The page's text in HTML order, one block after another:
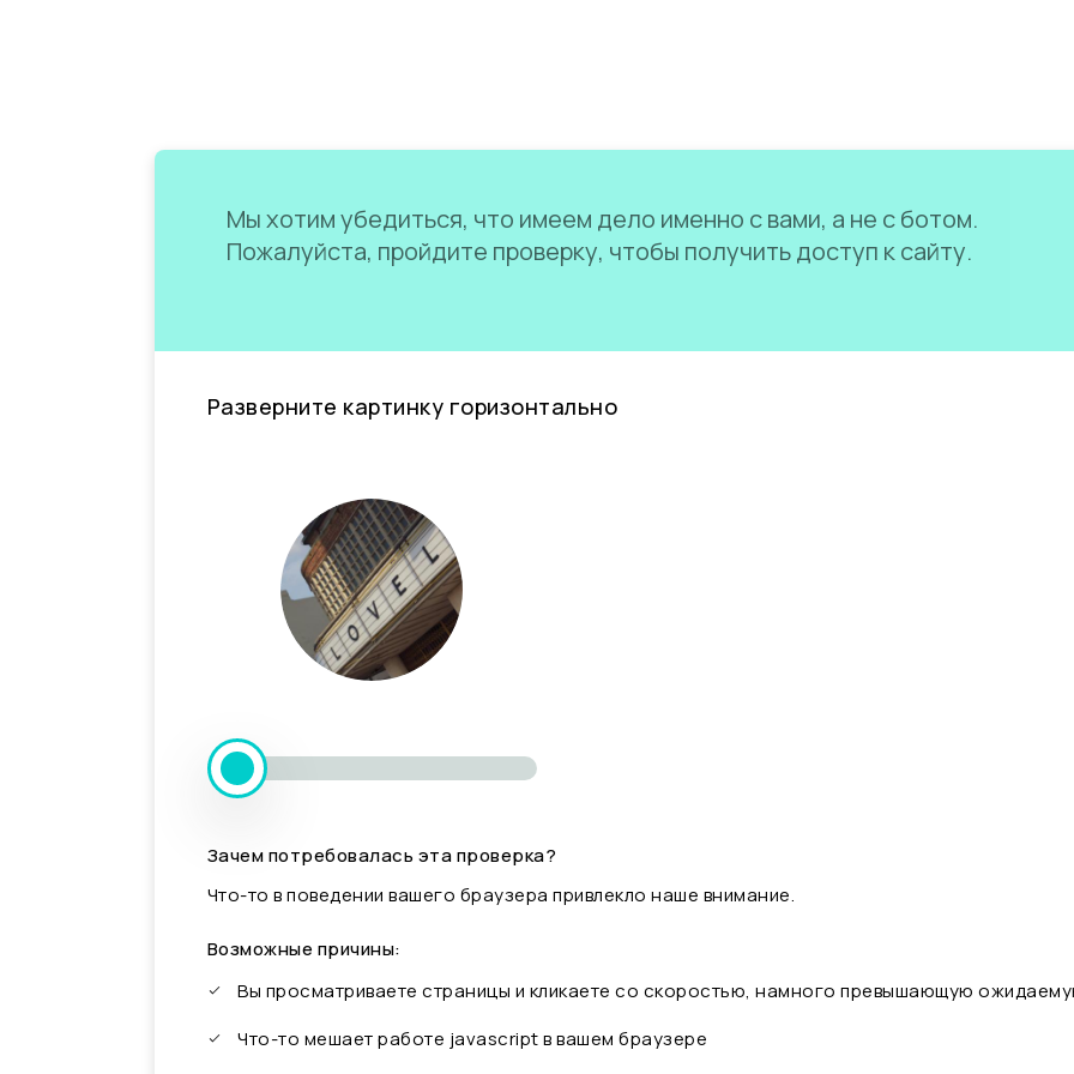
Мы хотим убедиться, что имеем дело именно с вами, а не с ботом.
Пожалуйста, пройдите проверку, чтобы получить доступ к сайту.
Разверните картинку горизонтально
Зачем потребовалась эта проверка?
Что-то в поведении вашего браузера привлекло наше внимание.
Возможные причины:
Вы просматриваете страницы и кликаете со скоростью, намного превышающую
Что-то мешает работе javascript в вашем браузере